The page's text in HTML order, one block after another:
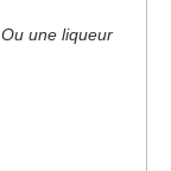
Ou une liqueur